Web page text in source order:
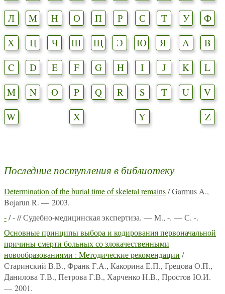
Л
М Н О П Р С Т У
Ф
Х
Ц Ч Ш Щ Э Ю Я A
B
C
D E F G H I J K
L
M
N O P Q R S T U
V
W
X Y Z
Последние поступления в библиотеку
Determination of the burial time of skeletal remains/ Garmus A.,
Bojarun R. — 2003.
-/ - // Судебно-медицинская экспертиза. — М., -. — С. -.
Основные принципы выбора и кодирования первоначальной
причины смерти больных со злокачественными
новообразованиями : Методические рекомендации /
Старинский В.В., Франк Г.А., Какорина Е.П., Грецова О.П.,
Данилова Т.В., Петрова Г.В., Харченко Н.В., Простов Ю.И.
— 2001.